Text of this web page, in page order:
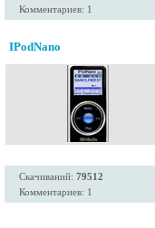
Комментариев: 1
IPodNano
Скачиваний: 79512
Комментариев: 1